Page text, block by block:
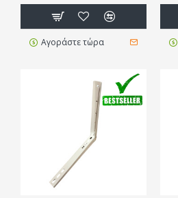
Αγοράστε τώρα